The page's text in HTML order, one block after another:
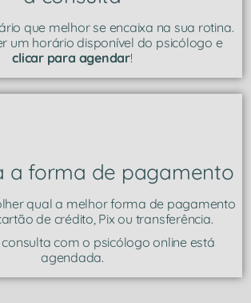
que melhor se encaixa na sua rotina.
um horário disponível do psicólogo e
clicar para agendar!
a forma de pagamento
qual a melhor forma de pagamento
de crédito, Pix ou transferência.
consulta com o psicólogo online está
agendada.